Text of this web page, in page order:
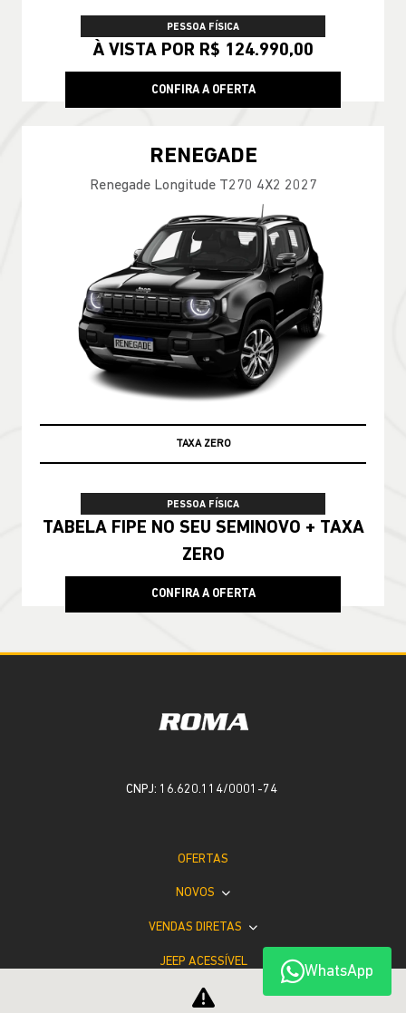
PESSOA FÍSICA
À VISTA POR R$ 124.990,00
CONFIRA A OFERTA
RENEGADE
Renegade Longitude T270 4X2 2027
TAXA ZERO
PESSOA FÍSICA
TABELA FIPE NO SEU SEMINOVO + TAXA
ZERO
CONFIRA A OFERTA
WhatsApp
CNPJ: 16.620.114/0001-74
OFERTAS
NOVOS
VENDAS DIRETAS
JEEP ACESSÍVEL
SOLUÇÕES FINANCEIRAS